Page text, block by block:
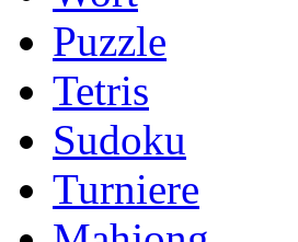
Puzzle
Tetris
Sudoku
Turniere